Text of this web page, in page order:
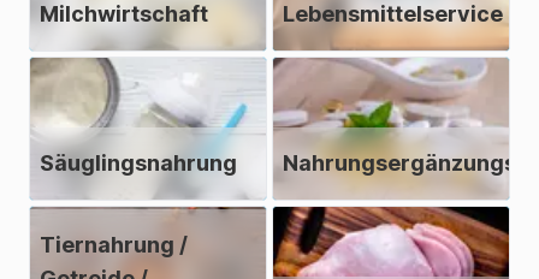
Milchwirtschaft Lebensmittelservice
Säuglingsnahrung
Tiernahrung /